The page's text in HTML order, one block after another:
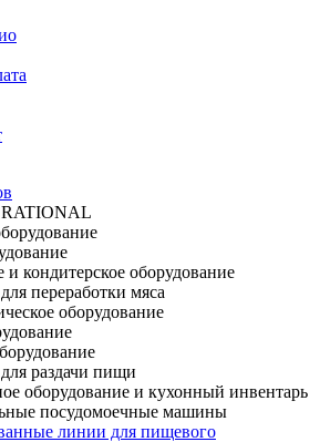
RATIONAL
и кондитерское оборудование
переработки мяса
оборудование
раздачи пищи
оборудование и кухонный инвентарь
посудомоечные машины
линии для пищевого